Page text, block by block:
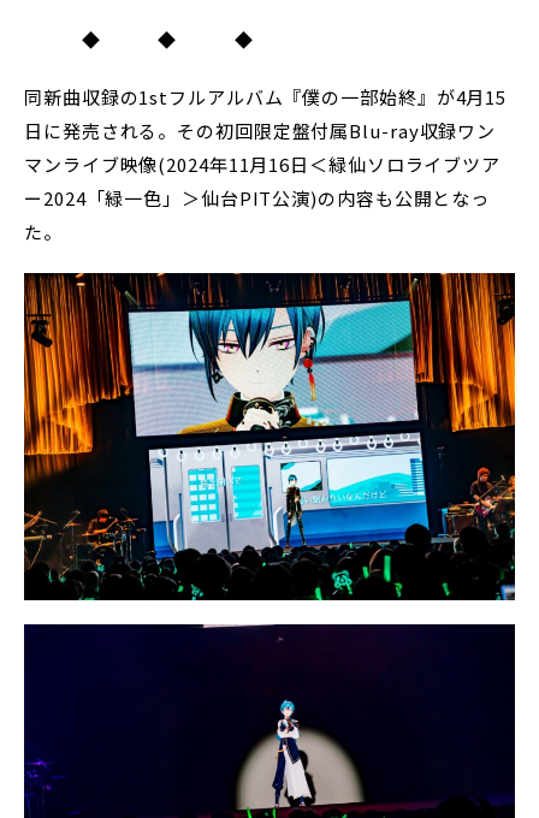
◆ ◆ ◆
同新曲収録の1stフルアルバム『僕の一部始終』が4月15
日に発売される。その初回限定盤付属Blu-ray収録ワン
マンライブ映像(2024年11月16日＜緑仙ソロライブツア
ー2024「緑一色」＞仙台PIT公演)の内容も公開となっ
た。